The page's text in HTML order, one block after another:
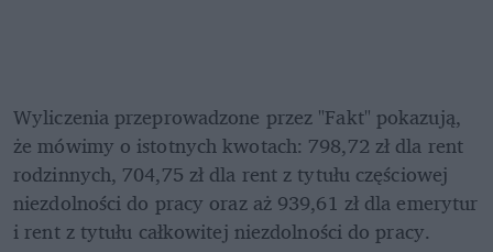
Wyliczenia przeprowadzone przez "Fakt" pokazują,
że mówimy o istotnych kwotach: 798,72 zł dla rent
rodzinnych, 704,75 zł dla rent z tytułu częściowej
niezdolności do pracy oraz aż 939,61 zł dla emerytur
i rent z tytułu całkowitej niezdolności do pracy.